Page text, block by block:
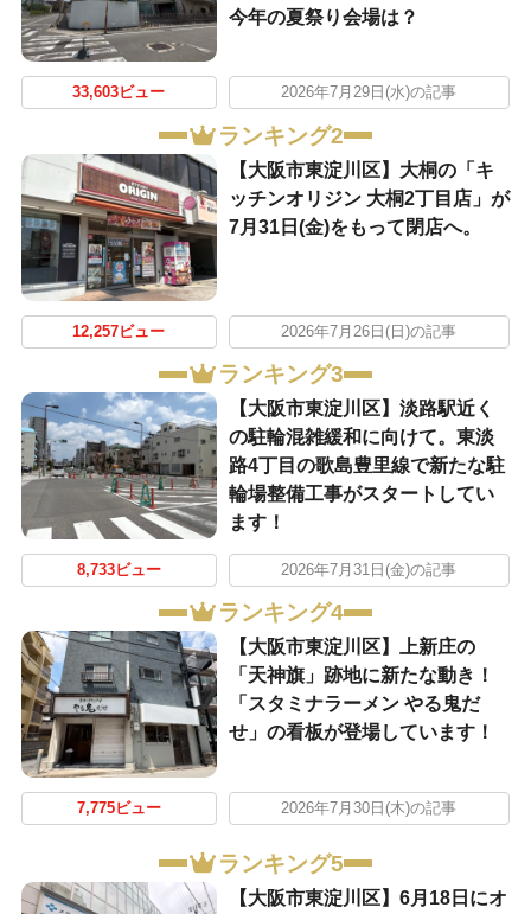
今年の夏祭り会場は？
33,603ビュー 2026年7月29日(水)の記事
ランキング2
【大阪市東淀川区】大桐の「キ
ッチンオリジン 大桐2丁目店」が
7月31日(金)をもって閉店へ。
12,257ビュー 2026年7月26日(日)の記事
ランキング3
【大阪市東淀川区】淡路駅近く
の駐輪混雑緩和に向けて。東淡
路4丁目の歌島豊里線で新たな駐
輪場整備工事がスタートしてい
ます！
8,733ビュー 2026年7月31日(金)の記事
ランキング4
【大阪市東淀川区】上新庄の
「天神旗」跡地に新たな動き！
「スタミナラーメン やる鬼だ
せ」の看板が登場しています！
7,775ビュー 2026年7月30日(木)の記事
ランキング5
【大阪市東淀川区】6月18日にオ